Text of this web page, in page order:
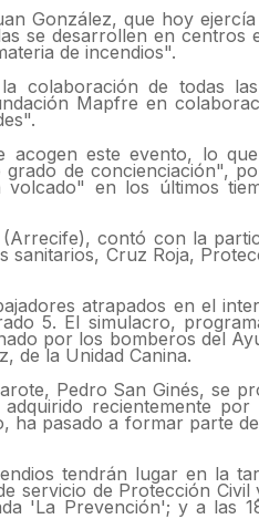
González, que hoy ejercía
se desarrollen en centros
de incendios".
colaboración de todas las
Mapfre en
acogen este evento, lo
de concienciación",
en los últimos
contó con la
sanitarios, Cruz Roja,
atrapados en el
5. El simulacro,
por los bomberos del
de la Unidad Canina.
Pedro San Ginés, se
recientemente por
ha pasado a formar parte
tendrán lugar en la
servicio de Protección Civil
'La Prevención'; y a las